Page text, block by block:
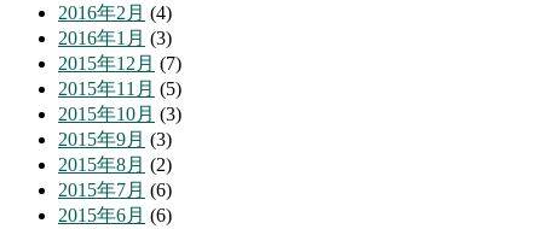
2016年2月 (4)
2016年1月 (3)
2015年12月 (7)
2015年11月 (5)
2015年10月 (3)
2015年9月 (3)
2015年8月 (2)
2015年7月 (6)
2015年6月 (6)